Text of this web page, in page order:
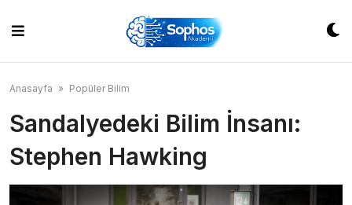
content
Anasayfa » Popüler Bilim
Sandalyedeki Bilim İnsanı:
Stephen Hawking